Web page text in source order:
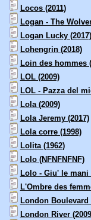
Locos (2011)
Logan - The
Logan Lucky (2017)
Lohengrin (2018)
Loin des hommes
LOL (2009)
LOL - Pazza del
Lola (2009)
Lola Jeremy (2017)
Lola corre (1998)
Lolita (1962)
Lolo (NFNFNFNF)
Lolo - Giu' le mani
L'Ombre des
London Boulevard
London River